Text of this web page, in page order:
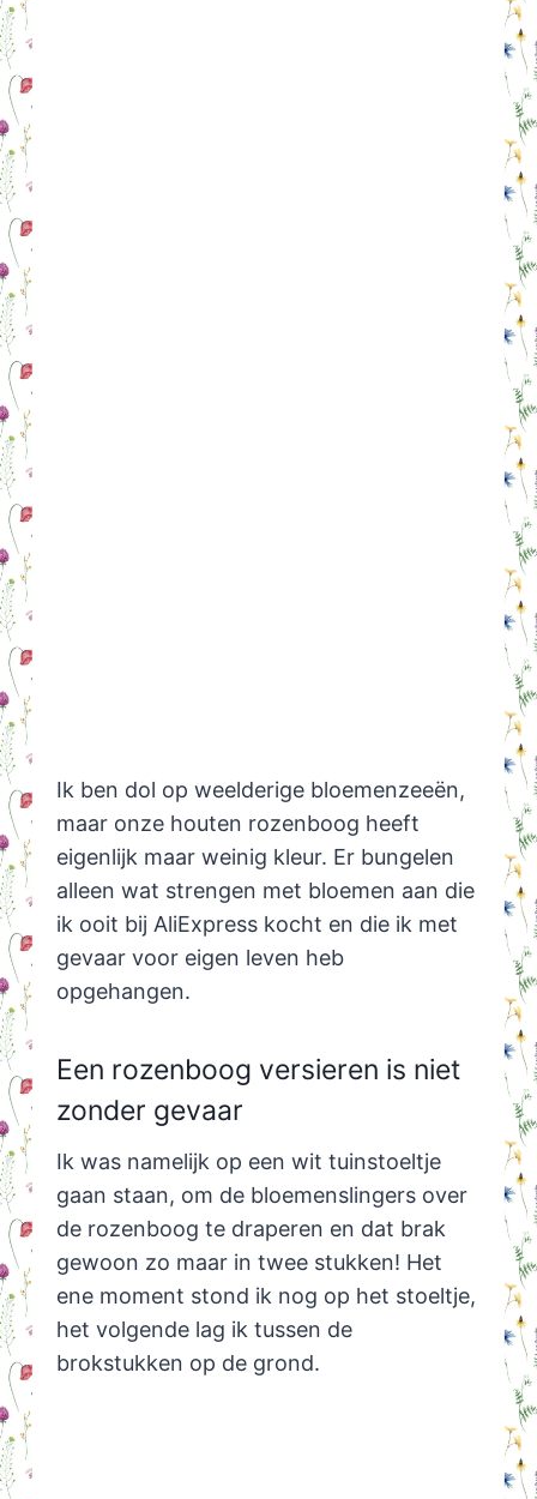
Ik ben dol op weelderige bloemenzeeën,
maar onze houten rozenboog heeft
eigenlijk maar weinig kleur. Er bungelen
alleen wat strengen met bloemen aan die
ik ooit bij AliExpress kocht en die ik met
gevaar voor eigen leven heb
opgehangen.
Een rozenboog versieren is niet
zonder gevaar
Ik was namelijk op een wit tuinstoeltje
gaan staan, om de bloemenslingers over
de rozenboog te draperen en dat brak
gewoon zo maar in twee stukken! Het
ene moment stond ik nog op het stoeltje,
het volgende lag ik tussen de
brokstukken op de grond.